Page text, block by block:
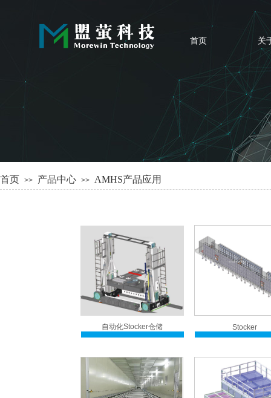
首页 关
首页 >> 产品中心 >> AMHS产品应用
Stocker
自动化Stocker仓储